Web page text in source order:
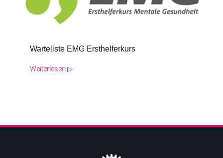
Warteliste EMG Ersthelferkurs
Weiterlesen ▷